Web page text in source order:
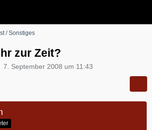
/ Sonstiges
zur Zeit?
7. September 2008 um 11:43